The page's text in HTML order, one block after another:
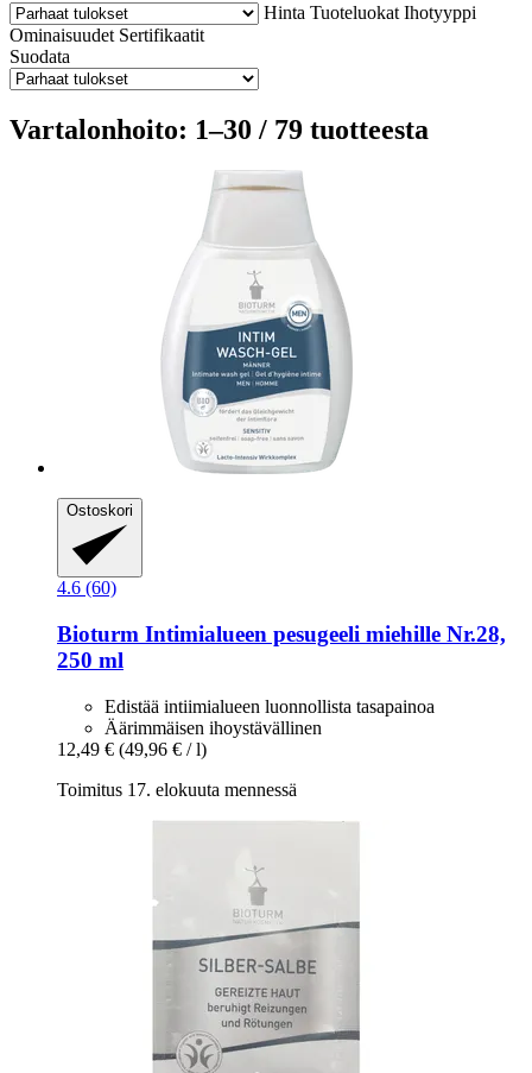
Hinta Tuoteluokat Ihotyyppi
Ominaisuudet Sertifikaatit
Suodata
Vartalonhoito: 1–30 / 79 tuotteesta
Ostoskori
4.6 (60)
Bioturm Intimialueen pesugeeli miehille Nr.28,
250 ml
Edistää intiimialueen luonnollista tasapainoa
Äärimmäisen ihoystävällinen
12,49 € (49,96 € / l)
Toimitus 17. elokuuta mennessä